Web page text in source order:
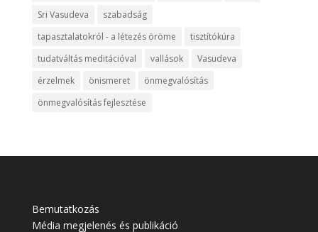
Sri Vasudeva
szabadság
tapasztalatokról - a létezés öröme
tisztítókúra
tudatváltás meditációval
vallások
Vasudeva
érzelmek
önismeret
önmegvalósítás
önmegvalósítás fejlesztése
Bemutatkozás
Média megjelenés és publikáció